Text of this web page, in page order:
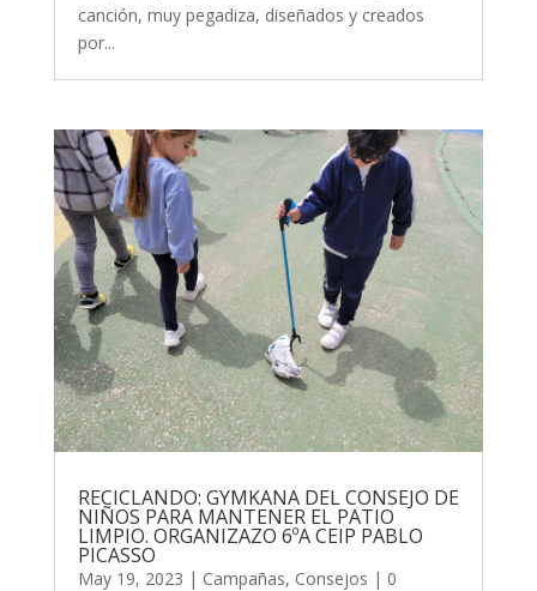
canción, muy pegadiza, diseñados y creados
por...
RECICLANDO: GYMKANA DEL CONSEJO DE
NIÑOS PARA MANTENER EL PATIO
LIMPIO. ORGANIZAZO 6ºA CEIP PABLO
PICASSO
May 19, 2023 | Campañas, Consejos | 0